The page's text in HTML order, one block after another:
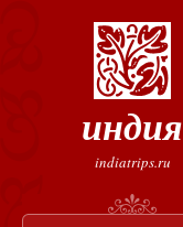
индия
indiatrips.ru